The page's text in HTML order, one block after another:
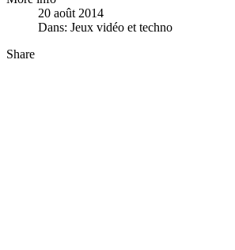
20 août 2014
Dans: Jeux vidéo et techno
Share